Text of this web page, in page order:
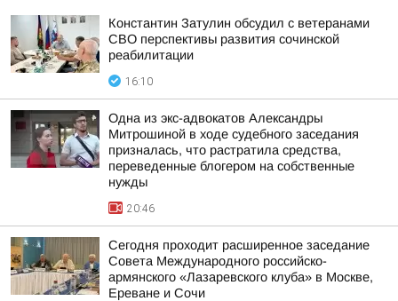
Константин Затулин обсудил с ветеранами
СВО перспективы развития сочинской
реабилитации
16:10
Одна из экс-адвокатов Александры
Митрошиной в ходе судебного заседания
призналась, что растратила средства,
переведенные блогером на собственные
нужды
20:46
Сегодня проходит расширенное заседание
Совета Международного российско-
армянского «Лазаревского клуба» в Москве,
Ереване и Сочи